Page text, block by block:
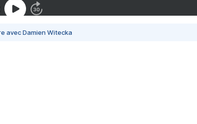
avec Damien Witecka